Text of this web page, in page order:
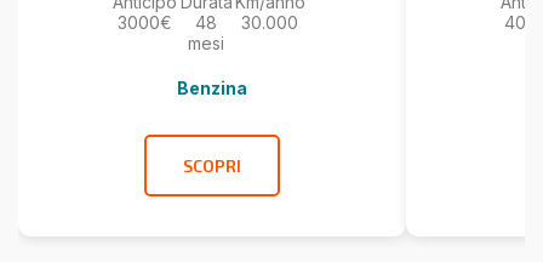
3000€
48
mesi
30.000
Benzina
SCOPRI